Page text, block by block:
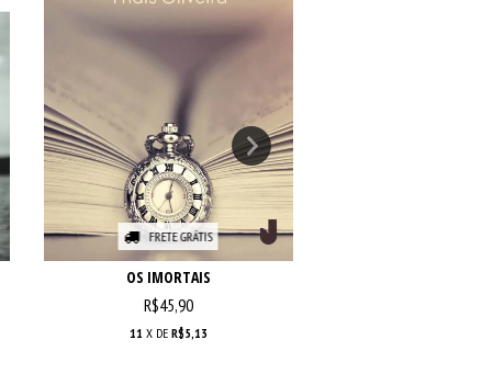
FRETE GRÁTIS
OS IMORTAIS
R$45,90
11 X DE R$5,13